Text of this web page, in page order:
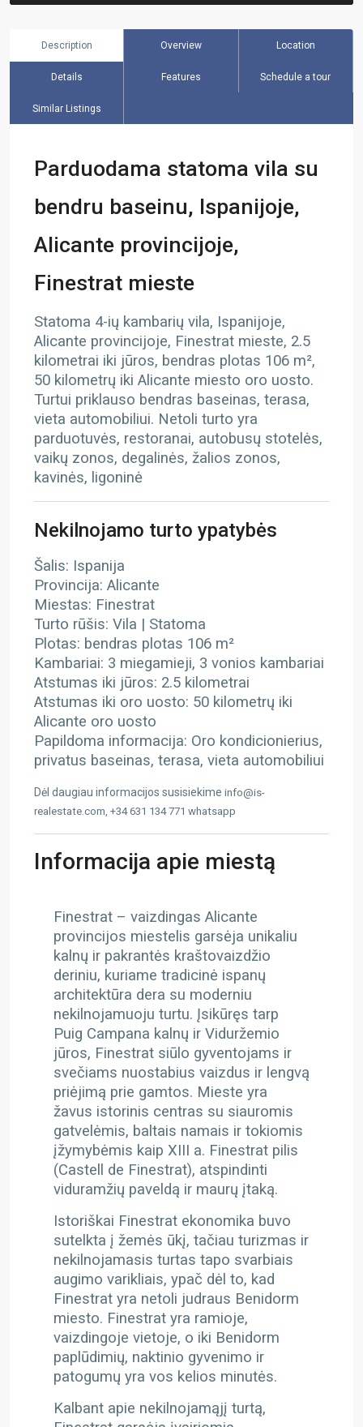
Description Overview Location
Details Features Schedule a tour
Similar Listings
Parduodama statoma vila su
bendru baseinu, Ispanijoje,
Alicante provincijoje,
Finestrat mieste
Statoma 4-ių kambarių vila, Ispanijoje,
Alicante provincijoje, Finestrat mieste, 2.5
kilometrai iki jūros, bendras plotas 106 m²,
50 kilometrų iki Alicante miesto oro uosto.
Turtui priklauso bendras baseinas, terasa,
vieta automobiliui. Netoli turto yra
parduotuvės, restoranai, autobusų stotelės,
vaikų zonos, degalinės, žalios zonos,
kavinės, ligoninė
Nekilnojamo turto ypatybės
Šalis: Ispanija
Provincija: Alicante
Miestas: Finestrat
Turto rūšis: Vila | Statoma
Plotas: bendras plotas 106 m²
Kambariai: 3 miegamieji, 3 vonios kambariai
Atstumas iki jūros: 2.5 kilometrai
Atstumas iki oro uosto: 50 kilometrų iki
Alicante oro uosto
Papildoma informacija: Oro kondicionierius,
privatus baseinas, terasa, vieta automobiliui
Dėl daugiau informacijos susisiekime info@is-
realestate.com, +34 631 134 771 whatsapp
Informacija apie miestą
Finestrat – vaizdingas Alicante
provincijos miestelis garsėja unikaliu
kalnų ir pakrantės kraštovaizdžio
deriniu, kuriame tradicinė ispanų
architektūra dera su moderniu
nekilnojamuoju turtu. Įsikūręs tarp
Puig Campana kalnų ir Viduržemio
jūros, Finestrat siūlo gyventojams ir
svečiams nuostabius vaizdus ir lengvą
priėjimą prie gamtos. Mieste yra
žavus istorinis centras su siauromis
gatvelėmis, baltais namais ir tokiomis
įžymybėmis kaip XIII a. Finestrat pilis
(Castell de Finestrat), atspindinti
viduramžių paveldą ir maurų įtaką.
Istoriškai Finestrat ekonomika buvo
sutelkta į žemės ūkį, tačiau turizmas ir
nekilnojamasis turtas tapo svarbiais
augimo varikliais, ypač dėl to, kad
Finestrat yra netoli judraus Benidorm
miesto. Finestrat yra ramioje,
vaizdingoje vietoje, o iki Benidorm
paplūdimių, naktinio gyvenimo ir
patogumų yra vos kelios minutės.
Kalbant apie nekilnojamąjį turtą,